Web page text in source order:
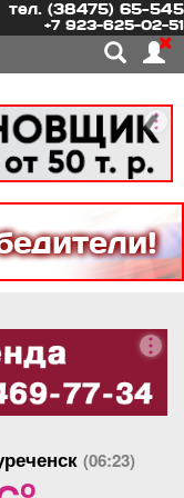
тел. (38475) 65-545
+7 923-625-02-51
(06:23)
o